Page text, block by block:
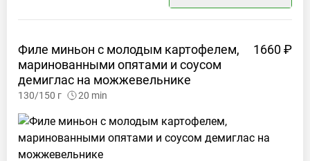
Филе миньон с молодым картофелем,
маринованными опятами и соусом
демиглас на можжевельнике
1660 ₽
130/150 г 20 min